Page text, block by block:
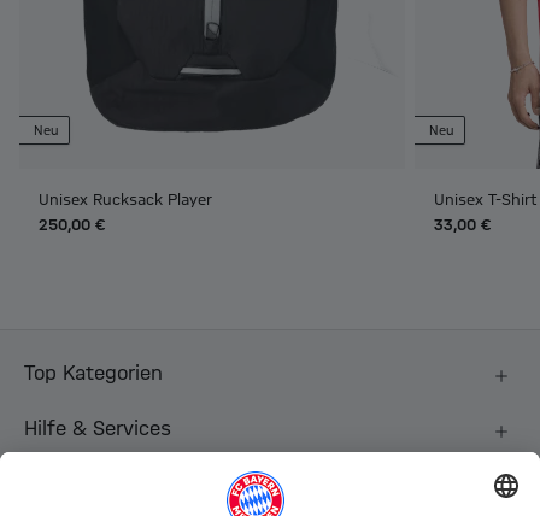
Neu
Unisex Rucksack Player
250,00 €
Neu
Unisex T-Shirt
33,00 €
Top Kategorien
Hilfe & Services